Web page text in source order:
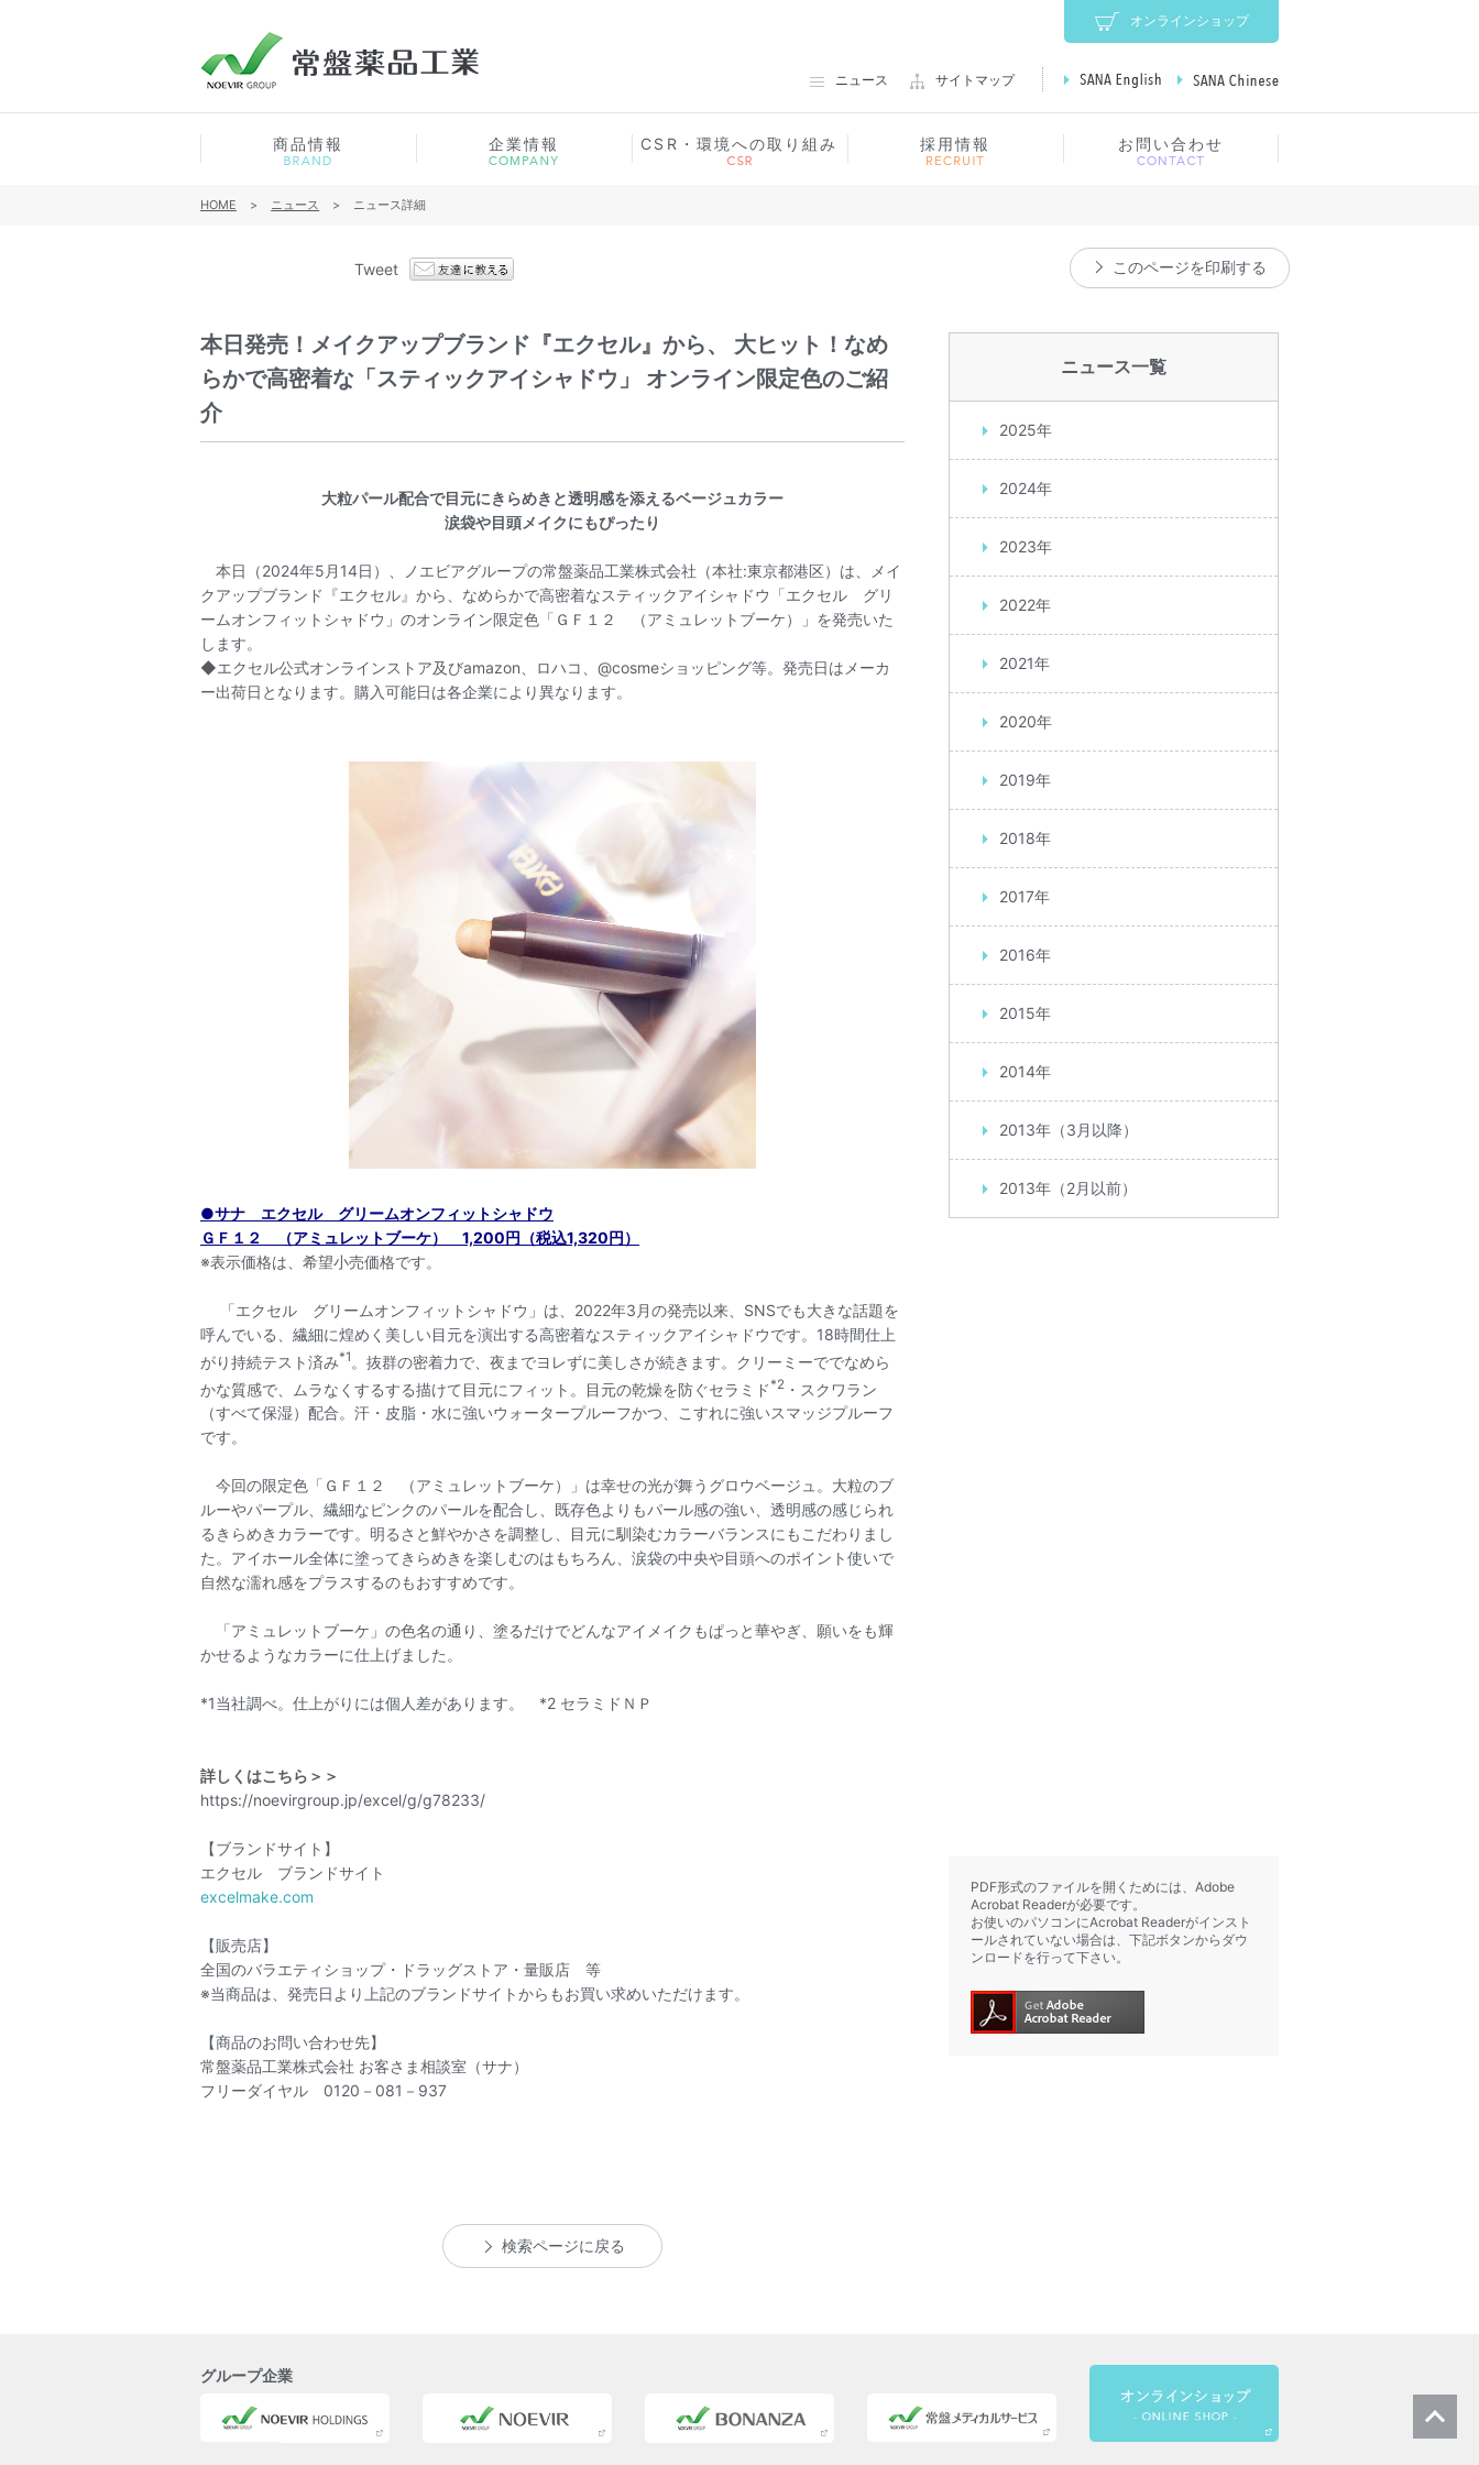
商品情報 企業情報 CSR・環境への取り組み 採用情報 お問い合わせ
オンラインショップ
ニュース サイトマップ SANA English
HOME > ニュース > ニュース詳細
Tweet このページを印刷する
本日発売！メイクアップブランド『エクセル』から、 大ヒット！なめ
らかで高密着な「スティックアイシャドウ」 オンライン限定色のご紹
介
大粒パール配合で目元にきらめきと透明感を添えるベージュカラー
涙袋や目頭メイクにもぴったり
本日（2024年5月14日）、ノエビアグループの常盤薬品工業株式会社（本社:東京都港区）は、メイ
クアップブランド『エクセル』から、なめらかで高密着なスティックアイシャドウ「エクセル グリ
ームオンフィットシャドウ」のオンライン限定色「ＧＦ１２ （アミュレットブーケ）」を発売いた
します。
◆エクセル公式オンラインストア及びamazon、ロハコ、@cosmeショッピング等。発売日はメーカ
ー出荷日となります。購入可能日は各企業により異なります。
●サナ エクセル グリームオンフィットシャドウ
ＧＦ１２ （アミュレットブーケ） 1,200円（税込1,320円）
※表示価格は、希望小売価格です。
「エクセル グリームオンフィットシャドウ」は、2022年3月の発売以来、SNSでも大きな話題を
呼んでいる、繊細に煌めく美しい目元を演出する高密着なスティックアイシャドウです。18時間仕上
がり持続テスト済み*1 。抜群の密着力で、夜までヨレずに美しさが続きます。クリーミーででなめら
かな質感で、ムラなくするする描けて目元にフィット。目元の乾燥を防ぐセラミド *2 ・スクワラン
（すべて保湿）配合。汗・皮脂・水に強いウォータープルーフかつ、こすれに強いスマッジプルーフ
です。
今回の限定色「ＧＦ１２ （アミュレットブーケ）」は幸せの光が舞うグロウベージュ。大粒のブ
ルーやパープル、繊細なピンクのパールを配合し、既存色よりもパール感の強い、透明感の感じられ
るきらめきカラーです。明るさと鮮やかさを調整し、目元に馴染むカラーバランスにもこだわりまし
た。アイホール全体に塗ってきらめきを楽しむのはもちろん、涙袋の中央や目頭へのポイント使いで
自然な濡れ感をプラスするのもおすすめです。
「アミュレットブーケ」の色名の通り、塗るだけでどんなアイメイクもぱっと華やぎ、願いをも輝
かせるようなカラーに仕上げました。
*1当社調べ。仕上がりには個人差があります。 *2 セラミドＮＰ
詳しくはこちら＞＞
https://noevirgroup.jp/excel/g/g78233/
【ブランドサイト】
エクセル ブランドサイト
excelmake.com
【販売店】
全国のバラエティショップ・ドラッグストア・量販店 等
※当商品は、発売日より上記のブランドサイトからもお買い求めいただけます。
【商品のお問い合わせ先】
常盤薬品工業株式会社 お客さま相談室（サナ）
フリーダイヤル 0120－081－937
検索ページに戻る
ニュース一覧
2025年
2024年
2023年
2022年
2021年
2020年
2019年
2018年
2017年
2016年
2015年
2014年
2013年（3月以降）
2013年（2月以前）
PDF形式のファイルを開くためには、Adobe
Acrobat Readerが必要です。
お使いのパソコンにAcrobat Readerがインスト
ールされていない場合は、下記ボタンからダウ
ンロードを行って下さい。
グループ企業